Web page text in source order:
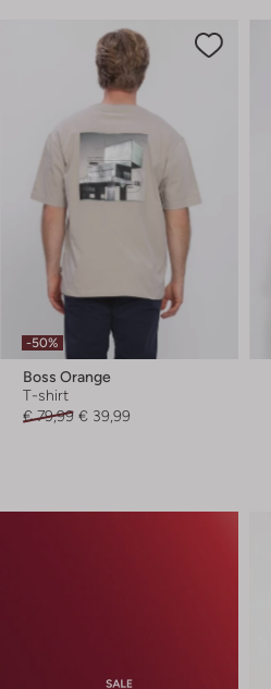
-50%
Boss Orange
T-shirt
€ 79,99 € 39,99